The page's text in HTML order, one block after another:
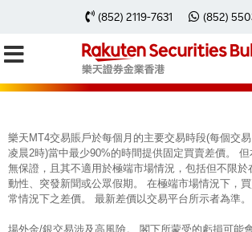
(852) 2119-7631 (852)
每周黃金分析
樂天MT4交易賬戶於每個月的主要交易時段(每個交
凌晨2時)當中最少90%的時間提供固定買賣差價。
無保證，且其不適用於極端市場情況，包括但不限於
動性、突發新聞或公眾假期。 在極端市場情況下，
常情況下之差價。 最新差價以交易平台所示者為準。
場外金/銀交易涉及高風險。 閣下所蒙受的虧損可能